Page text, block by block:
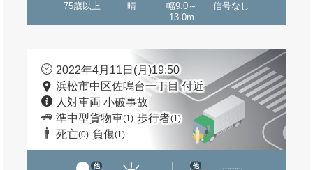
75歳以上 晴
幅9.0～
13.0m
信号なし
2022年4月11日(月)19:50
浜松市中区佐鳴台一丁目 付近
人対車両 小破事故
準中型貨物車(1) 歩行者(1)
死亡(0) 負傷(1)
他 他